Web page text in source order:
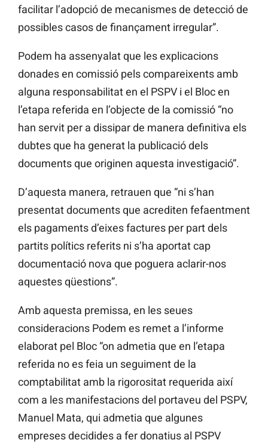
facilitar l’adopció de mecanismes de detecció de
possibles casos de finançament irregular”.
Podem ha assenyalat que les explicacions
donades en comissió pels compareixents amb
alguna responsabilitat en el PSPV i el Bloc en
l’etapa referida en l’objecte de la comissió “no
han servit per a dissipar de manera definitiva els
dubtes que ha generat la publicació dels
documents que originen aquesta investigació”.
D’aquesta manera, retrauen que “ni s’han
presentat documents que acrediten fefaentment
els pagaments d’eixesfactures per part dels
partits polítics referits ni s’ha aportat cap
documentació nova que poguera aclarir-nos
aquestes qüestions”.
Amb aquesta premissa, en les seues
consideracions Podem es remet a l’informe
elaborat pel Bloc “on admetia que en l’etapa
referida no es feia un seguiment de la
comptabilitat amb la rigorositat requerida així
com a les manifestacions del portaveu del PSPV,
Manuel Mata, qui admetia que algunes
empreses decidides a fer donatius al PSPV